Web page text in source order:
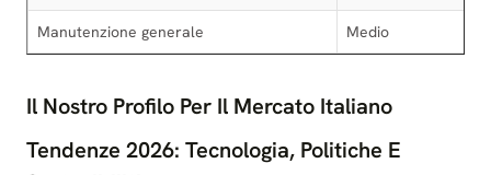
Manutenzione generale Medio
Il Nostro Profilo Per Il Mercato Italiano
Tendenze 2026: Tecnologia, Politiche E